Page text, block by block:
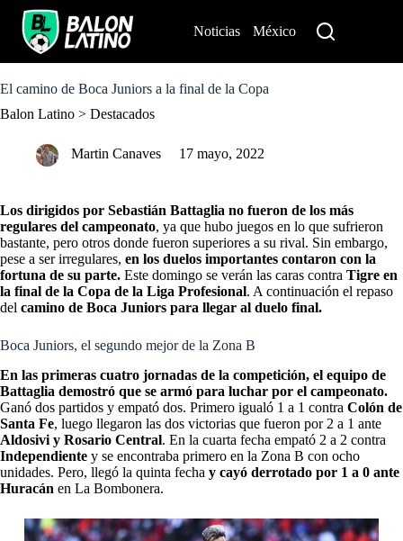
o
o
Noticias México
El camino de Boca Juniors a la final de la Copa
Balon Latino > Destacados
Martin Canaves 17 mayo, 2022
Los dirigidos por Sebastián Battaglia no fueron de los más
regulares del campeonato, ya que hubo juegos en lo que sufrieron
bastante, pero otros donde fueron superiores a su rival. Sin embargo,
pese a ser irregulares, en los duelos importantes contaron con la
fortuna de su parte. Este domingo se verán las caras contra Tigre en
la final de la Copa de la Liga Profesional. A continuación el repaso
del camino de Boca Juniors para llegar al duelo final.
Boca Juniors, el segundo mejor de la Zona B
En las primeras cuatro jornadas de la competición, el equipo de
Battaglia demostró que se armó para luchar por el campeonato.
Ganó dos partidos y empató dos. Primero igualó 1 a 1 contra Colón de
Santa Fe, luego llegaron las dos victorias que fueron por 2 a 1 ante
Aldosivi y Rosario Central. En la cuarta fecha empató 2 a 2 contra
Independiente y se encontraba primero en la Zona B con ocho
unidades. Pero, llegó la quinta fecha y cayó derrotado por 1 a 0 ante
Huracán en La Bombonera.